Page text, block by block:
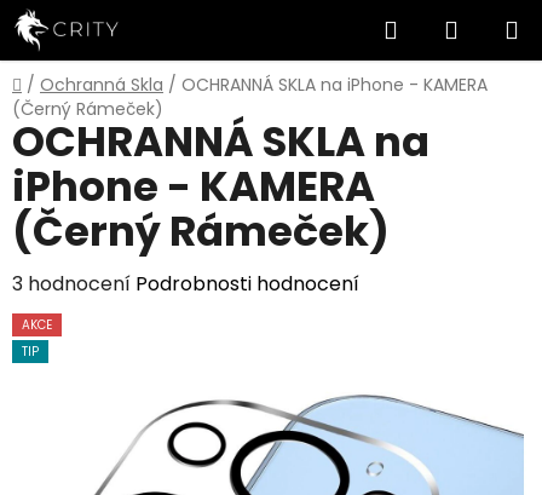
Přejít
na
obsah
Hledat
KOŠÍK
Domů
/ Ochranná Skla / OCHRANNÁ SKLA na iPhone - KAMERA
(Černý Rámeček)
OCHRANNÁ SKLA na
iPhone - KAMERA
(Černý Rámeček)
Průměrné
hodnocení
produktu
3 hodnocení Podrobnosti hodnocení
AKCE
TIP